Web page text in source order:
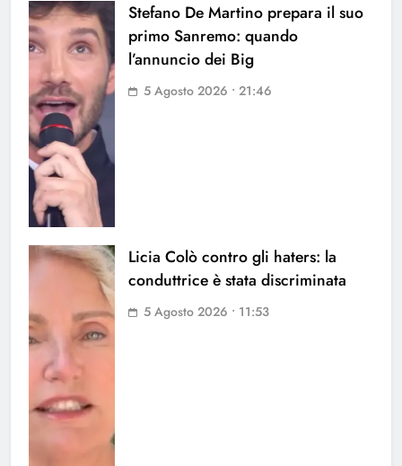
Stefano De Martino prepara il suo
primo Sanremo: quando
l’annuncio dei Big
5 Agosto 2026 • 21:46
Licia Colò contro gli haters: la
conduttrice è stata discriminata
5 Agosto 2026 • 11:53